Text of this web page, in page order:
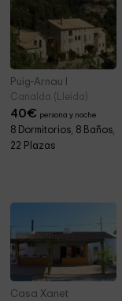
Puig-Arnau I
Canalda (Lleida)
40€ persona y noche
8 Dormitorios, 8 Baños,
22 Plazas
Casa Xanet